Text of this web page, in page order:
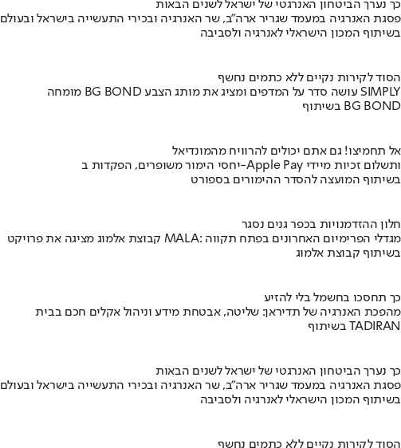
כך נערך הביטחון האנרגטי של ישראל לשנים הבאות
פסגת האנרגיה במעמד שגריר ארה"ב, שר האנרגיה ובכירי התעשייה בישראל ובעולם
בשיתוף המכון הישראלי לאנרגיה ולסביבה
הסוד לקירות נקיים ללא כתמים נחשף
מומחה BG BOND עושה סדר על המדפים ומציג את מותג הצבע SIMPLY
בשיתוף BG BOND
אל תחמיצו! גם אתם יכולים להרוויח מהמונדיאל
יחסי הימור משופרים, הפקדות ב-Apple Pay ותשלום זכיות מיידי
בשיתוף המועצה להסדר ההימורים בספורט
חלון ההזדמנויות בכפר גנים נסגר
קבוצת אלמוג מציגה את פרויקט MALA: מגדלי הפרימיום האחרונים בפתח תקווה
בשיתוף קבוצת אלמוג
כך תחסכו בחשמל בלי להזיע
מהפכת האנרגיה של תדיראן: שליטה, אבטחת מידע וניהול אקלים חכם בבית
בשיתוף TADIRAN
כך נערך הביטחון האנרגטי של ישראל לשנים הבאות
פסגת האנרגיה במעמד שגריר ארה"ב, שר האנרגיה ובכירי התעשייה בישראל ובעולם
בשיתוף המכון הישראלי לאנרגיה ולסביבה
הסוד לקירות נקיים ללא כתמים נחשף